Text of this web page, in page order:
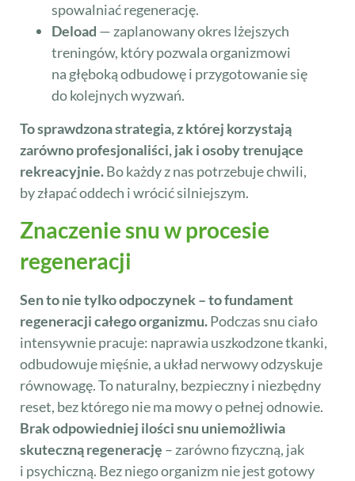
spowalniać regenerację.
Deload — zaplanowany okres lżejszych
treningów, który pozwala organizmowi
na głęboką odbudowę i przygotowanie się
do kolejnych wyzwań.
To sprawdzona strategia, z której korzystają
zarówno profesjonaliści, jak i osoby trenujące
rekreacyjnie.Bo każdy z nas potrzebuje chwili,
by złapać oddech i wrócić silniejszym.
Znaczenie snu w procesie
regeneracji
Sen to nie tylko odpoczynek – to fundament
regeneracji całego organizmu.Podczas snu ciało
intensywnie pracuje: naprawia uszkodzone tkanki,
odbudowuje mięśnie, a układ nerwowy odzyskuje
równowagę. To naturalny, bezpieczny i niezbędny
reset, bez którego nie ma mowy o pełnej odnowie.
Brak odpowiedniej ilości snu uniemożliwia
skuteczną regenerację – zarówno fizyczną, jak
i psychiczną. Bez niego organizm nie jest gotowy